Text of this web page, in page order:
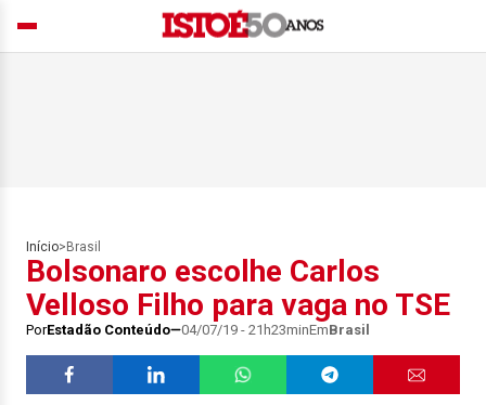
Início> Brasil
Bolsonaro escolhe Carlos
Velloso Filho para vaga no TSE
PorEstadão Conteúdo 04/07/19 - 21h23minEmBrasil